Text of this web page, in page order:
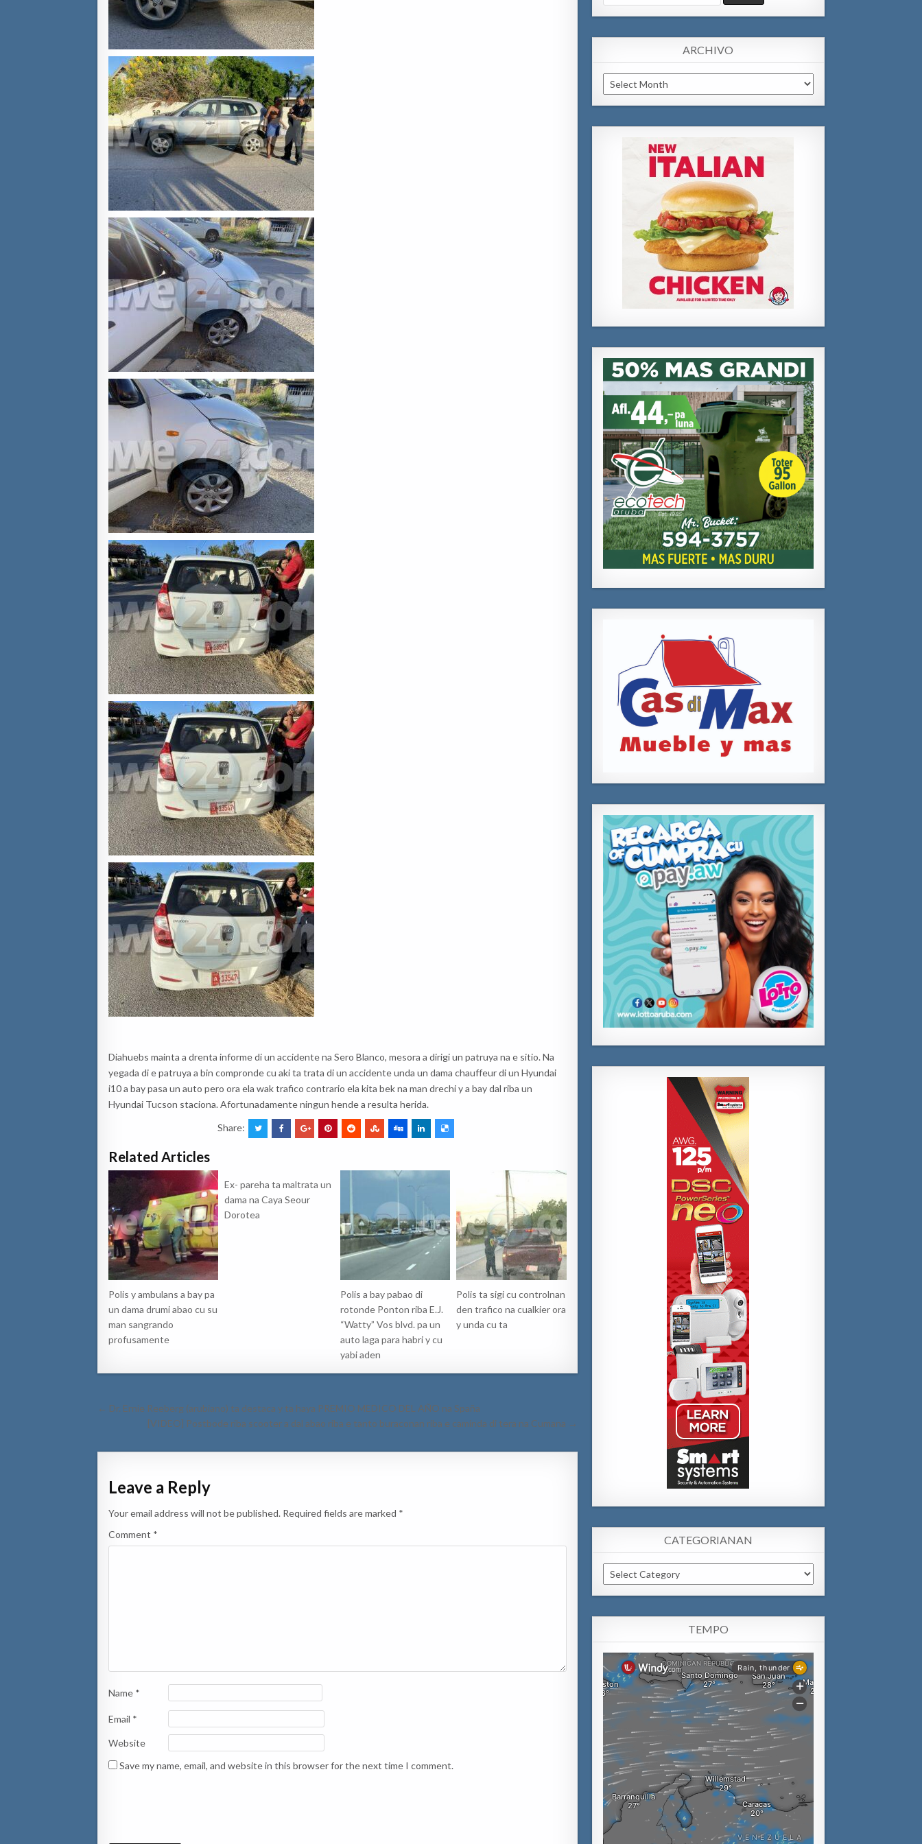
Diahuebs mainta a drenta informe di un accidente na Sero Blanco, mesora a dirigi un patruya na e sitio. Na
yegada di e patruya a bin compronde cu aki ta trata di un accidente unda un dama chauffeur di un Hyundai
i10 a bay pasa un auto pero ora ela wak trafico contrario ela kita bek na man drechi y a bay dal riba un
Hyundai Tucson staciona. Afortunadamente ningun hende a resulta herida.
Share:
Related Articles
Polis y ambulans a bay pa
un dama drumi abao cu su
man sangrando
profusamente
Ex- pareha ta maltrata un
dama na Caya Seour
Dorotea
Polis a bay pabao di
rotonde Ponton riba E.J.
“Watty” Vos blvd. pa un
auto laga para habri y cu
yabi aden
Polis ta sigi cu controlnan
den trafico na cualkier ora
y unda cu ta
Post
navigation
← Dr. Ernie Reeberg (arubiano) ta destaca y ta haya PREMIO MEDICO DEL AÑO na Spaña
[VIDEO] Postbode riba scooter a dal abao riba e tanto buraconan riba e caminda di tera na Cumana →
Leave a Reply
Your email address will not be published. Required fields are marked *
Comment *
Name *
Email *
Website
Save my name, email, and website in this browser for the next time I comment.
for:
ARCHIVO
Archivo
CATEGORIANAN
Categorianan
TEMPO